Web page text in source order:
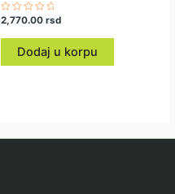
Ocenjeno
0
2,770.00 rsd
Dodaj u korpu